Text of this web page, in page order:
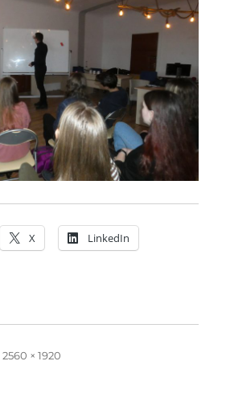
X LinkedIn
Dimensiune
2560 × 1920